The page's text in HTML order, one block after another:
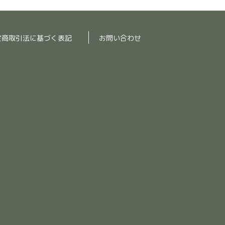
取引法に基づく表記 お問い合わせ